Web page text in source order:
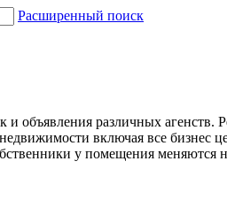
Расширенный поиск
объявления различных агенств.
включая все бизнес
у помещения меняются